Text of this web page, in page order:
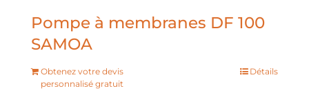
Pompe à membranes DF 100
SAMOA
Obtenez votre devis
personnalisé gratuit
Détails